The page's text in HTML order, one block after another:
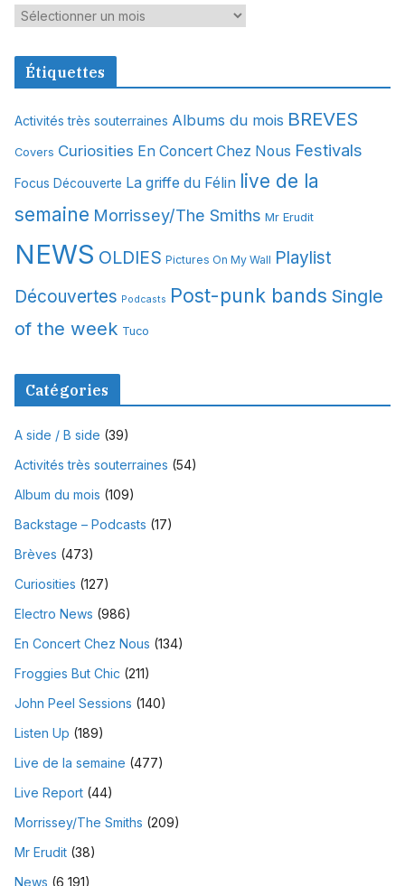
A
c
v
e
Étiquettes
Activités très souterraines Albums du mois BREVES
Covers Curiosities En Concert Chez Nous Festivals
Focus Découverte La griffe du Félin live de la
semaine Morrissey/The Smiths Mr Erudit
NEWS OLDIES Pictures On My Wall Playlist
Découvertes Podcasts Post-punk bands Single
of the week Tuco
Catégories
A side / B side (39)
Activités très souterraines (54)
Album du mois (109)
Backstage – Podcasts (17)
Brèves (473)
Curiosities (127)
Electro News (986)
En Concert Chez Nous (134)
Froggies But Chic (211)
John Peel Sessions (140)
Listen Up (189)
Live de la semaine (477)
Live Report (44)
Morrissey/The Smiths (209)
Mr Erudit (38)
News (6 191)